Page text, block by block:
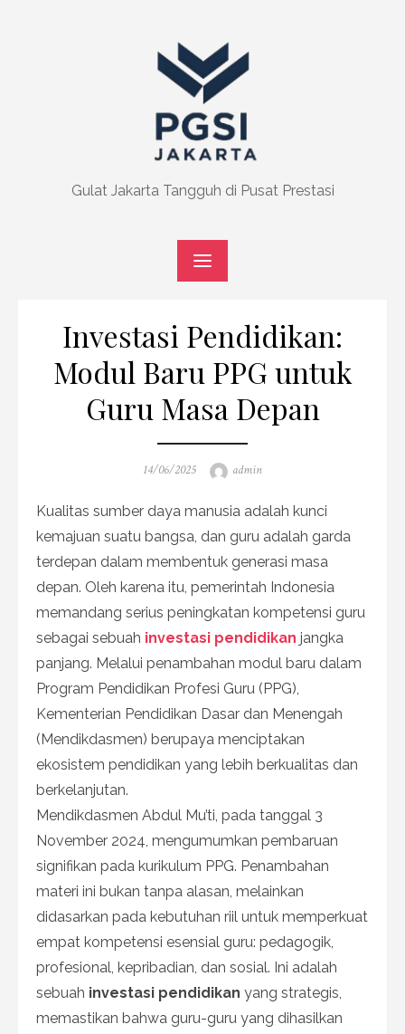
Gulat Jakarta Tangguh di Pusat Prestasi
Investasi Pendidikan:
Modul Baru PPG untuk
Guru Masa Depan
Posted
14/06/2025 Author
admin
Kualitas sumber daya manusia adalah kunci
kemajuan suatu bangsa, dan guru adalah garda
terdepan dalam membentuk generasi masa
depan. Oleh karena itu, pemerintah Indonesia
memandang serius peningkatan kompetensi guru
sebagai sebuah investasi pendidikan jangka
panjang. Melalui penambahan modul baru dalam
Program Pendidikan Profesi Guru (PPG),
Kementerian Pendidikan Dasar dan Menengah
(Mendikdasmen) berupaya menciptakan
ekosistem pendidikan yang lebih berkualitas dan
berkelanjutan.
Mendikdasmen Abdul Mu’ti, pada tanggal 3
November 2024, mengumumkan pembaruan
signifikan pada kurikulum PPG. Penambahan
materi ini bukan tanpa alasan, melainkan
didasarkan pada kebutuhan riil untuk memperkuat
empat kompetensi esensial guru: pedagogik,
profesional, kepribadian, dan sosial. Ini adalah
sebuah investasi pendidikan yang strategis,
memastikan bahwa guru-guru yang dihasilkan